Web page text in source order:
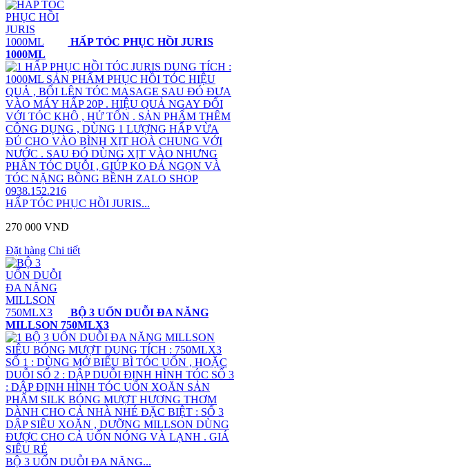
HẤP TÓC PHỤC HỒI JURIS
1000ML
HẤP PHỤC HỒI TÓC JURIS DUNG TÍCH :
1000ML SẢN PHẨM PHỤC HỒI TÓC HIỆU
QUẢ , BỔI LÊN TÓC MASAGE SAU ĐÓ ĐƯA
VÀO MÁY HẤP 20P . HIỆU QUẢ NGAY ĐỐI
VỚI TÓC KHÔ , HỬ TỔN . SẢN PHẨM THÊM
CÔNG DỤNG , DÙNG 1 LƯỢNG HẤP VỪA
ĐỦ CHO VÀO BÌNH XỊT HOÀ CHUNG VỚI
NƯỚC . SAU ĐÓ DÙNG XỊT VÀO NHƯNG
PHẨN TÓC DUỖI , GIÚP KO ĐÁ NGỌN VÀ
TÓC NẶNG BỒNG BỀNH ZALO SHOP
0938.152.216
HẤP TÓC PHỤC HỒI JURIS...
270 000 VND
Đặt hàng Chi tiết
BỘ 3 UỐN DUỖI ĐA NĂNG
MILLSON 750MLX3
BỘ 3 UỐN DUỖI ĐA NĂNG MILLSON
SIÊU BÓNG MƯỢT DUNG TÍCH : 750MLX3
SỐ 1 : DÙNG MỞ BIỂU BÌ TÓC UỐN , HOẶC
DUỖI SỐ 2 : DẬP DUỖI ĐỊNH HÌNH TÓC SỐ 3
: DẬP ĐỊNH HÌNH TÓC UỐN XOĂN SẢN
PHẨM SILK BÓNG MƯỢT HƯƠNG THƠM
DÀNH CHO CẢ NHÀ NHÉ ĐẶC BIỆT : SỐ 3
DẬP SIÊU XOĂN , DƯỠNG MILLSON DÙNG
ĐƯỢC CHO CẢ UỐN NÓNG VÀ LẠNH . GIÁ
SIÊU RẺ
BỘ 3 UỐN DUỖI ĐA NĂNG...